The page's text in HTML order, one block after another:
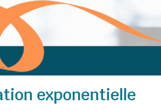
exponentielle